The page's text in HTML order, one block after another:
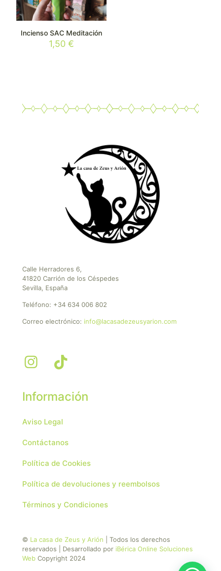
Incienso SAC Meditación
1,50€
Calle Herradores 6,
41820 Carrión de los Céspedes
Sevilla, España
Teléfono: +34 634 006 802
Correo electrónico: info@lacasadezeusyarion.com
Información
Aviso Legal
Contáctanos
Política de Cookies
Política de devoluciones y reembolsos
Términos y Condiciones
© La casa de Zeus y Arión | Todos los derechos
reservados | Desarrollado por iBérica Online Soluciones
Web Copyright 2024